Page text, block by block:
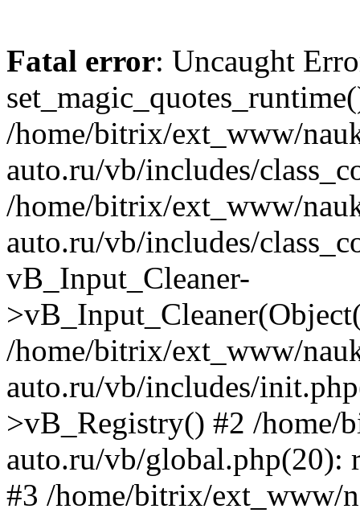
Fatal error: Uncaught
/home/bitrix/ext_www/
auto.ru/vb/includes/
/home/bitrix/ext_www/
auto.ru/vb/includes/
vB_Input_Cleaner-
/home/bitrix/ext_www/
auto.ru/vb/includes/
>vB_Registry() #2 /home/
auto.ru/vb/global.php(20):
#3 /home/bitrix/ext_www/